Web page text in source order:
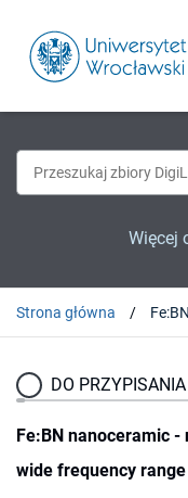
Więcej
Strona główna
DO PRZYPISANIA
Fe:BN nanoceramic
wide frequency range